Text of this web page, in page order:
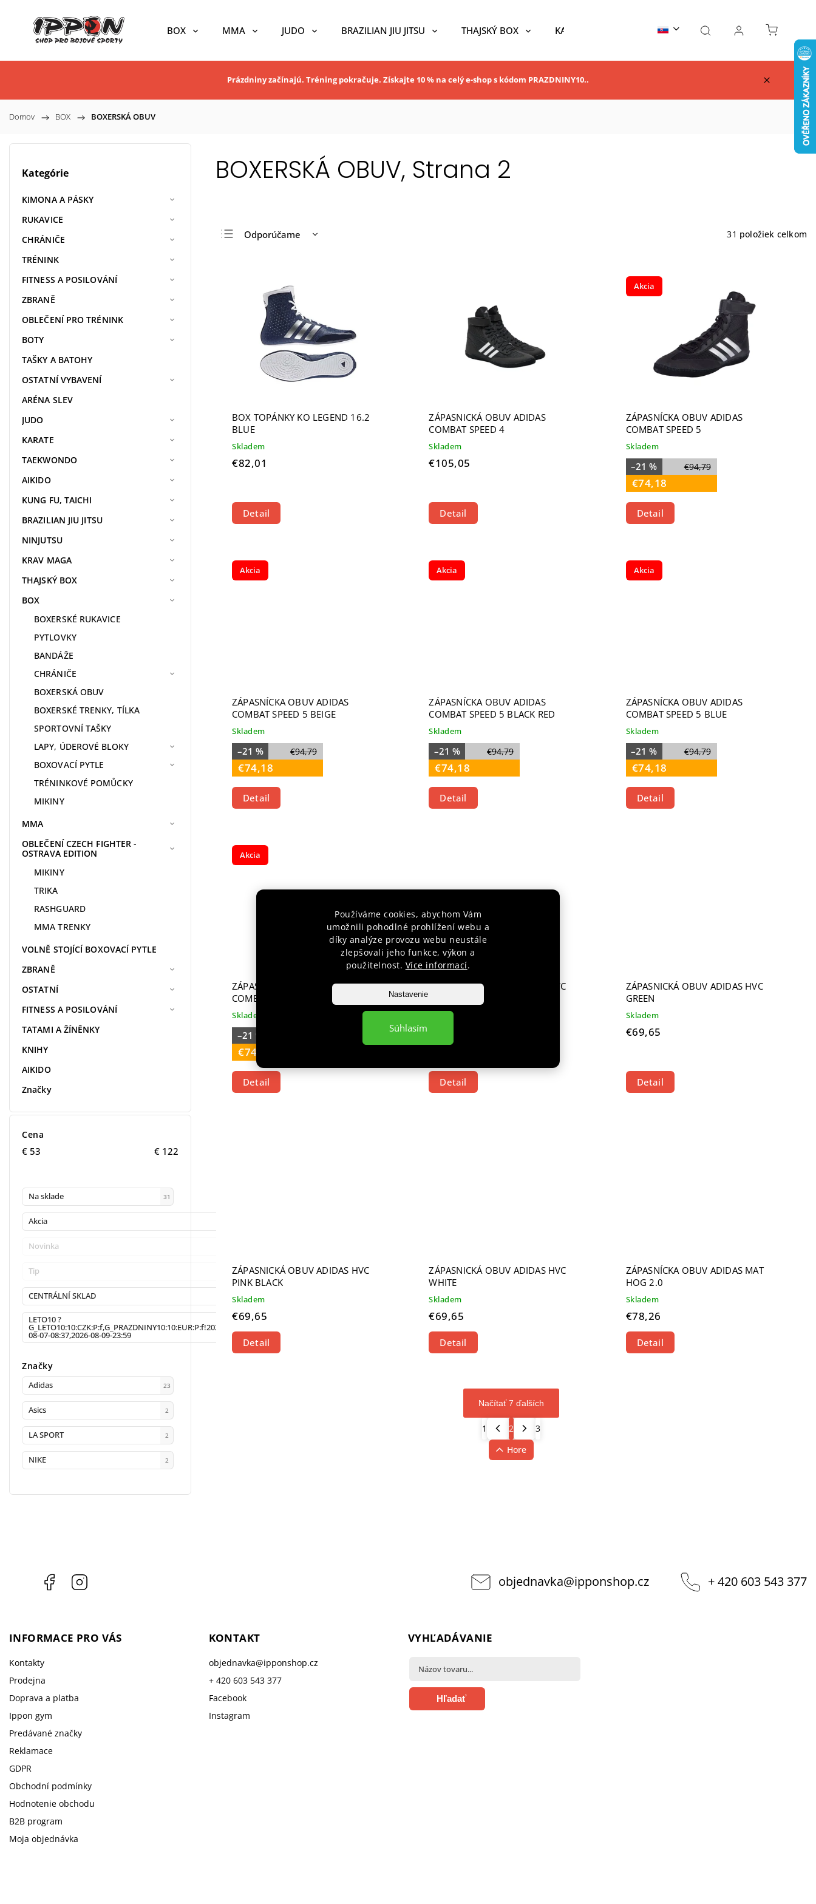
Používáme cookies, abychom Vám
umožnili pohodlné prohlížení webu a
díky analýze provozu webu neustále
zlepšovali jeho funkce, výkon a
použitelnost. Více informací.
Nastavenie
Súhlasím
BOX MMA JUDO BRAZILIAN JIU JITSU THAJSKÝ BOX KARATE TAEKWONDO AIKIDO
Prázdniny začínajú. Tréning pokračuje. Získajte 10 % na celý e-shop s kódom PRAZDNINY10..
Domov / BOX / BOXERSKÁ OBUV
Kategórie
KIMONA A PÁSKY
RUKAVICE
CHRÁNIČE
TRÉNINK
FITNESS A POSILOVÁNÍ
ZBRANĚ
OBLEČENÍ PRO TRÉNINK
BOTY
TAŠKY A BATOHY
OSTATNÍ VYBAVENÍ
ARÉNA SLEV
JUDO
KARATE
TAEKWONDO
AIKIDO
KUNG FU, TAICHI
BRAZILIAN JIU JITSU
NINJUTSU
KRAV MAGA
THAJSKÝ BOX
BOX
BOXERSKÉ RUKAVICE
PYTLOVKY
BANDÁŽE
CHRÁNIČE
BOXERSKÁ OBUV
BOXERSKÉ TRENKY, TÍLKA
SPORTOVNÍ TAŠKY
LAPY, ÚDEROVÉ BLOKY
BOXOVACÍ PYTLE
TRÉNINKOVÉ POMŮCKY
MIKINY
MMA
OBLEČENÍ CZECH FIGHTER -
OSTRAVA EDITION
MIKINY
TRIKA
RASHGUARD
MMA TRENKY
VOLNĚ STOJÍCÍ BOXOVACÍ PYTLE
ZBRANĚ
OSTATNÍ
FITNESS A POSILOVÁNÍ
TATAMI A ŽÍNĚNKY
KNIHY
AIKIDO
Značky
Cena
€ 53 € 122
Na sklade 31
Akcia
Novinka
Tip 0
CENTRÁLNÍ SKLAD 8
LETO10 ?
G_LETO10:10:CZK:P:f,G_PRAZDNINY10:10:EUR:P:f!2026-
08-07-08:37,2026-08-09-23:59
Značky
Adidas 23
Asics 2
LA SPORT 2
NIKE 2
BOXERSKÁ OBUV, Strana 2
Odporúčame
Najpredávanejšie
Abecedne
31 položiek celkom
BOX TOPÁNKY KO LEGEND 16.2
BLUE
Skladem
€82,01
Detail
ZÁPASNICKÁ OBUV ADIDAS
COMBAT SPEED 4
Skladem
€105,05
Detail
Akcia
ZÁPASNÍCKA OBUV ADIDAS
COMBAT SPEED 5
Skladem
€94,79
–21 %
€74,18
Detail
Akcia
ZÁPASNÍCKA OBUV ADIDAS
COMBAT SPEED 5 BEIGE
Skladem
€94,79
–21 %
€74,18
Detail
Akcia
ZÁPASNÍCKA OBUV ADIDAS
COMBAT SPEED 5 BLACK RED
Skladem
€94,79
–21 %
€74,18
Detail
Akcia
ZÁPASNÍCKA OBUV ADIDAS
COMBAT SPEED 5 BLUE
Skladem
€94,79
–21 %
€74,18
Detail
Akcia
ZÁPASNÍCKA OBUV ADIDAS
COMBAT SPEED 5 RED
Skladem
–21 %
€74,18
Detail
ZÁPASNÍCKA OBUV ADIDAS HVC
Skladem
Detail
ZÁPASNICKÁ OBUV ADIDAS HVC
GREEN
Skladem
€69,65
Detail
ZÁPASNICKÁ OBUV ADIDAS HVC
PINK BLACK
Skladem
€69,65
Detail
ZÁPASNICKÁ OBUV ADIDAS HVC
WHITE
Skladem
€69,65
Detail
ZÁPASNÍCKA OBUV ADIDAS MAT
HOG 2.0
Skladem
€78,26
Detail
Načítať 7 ďalších
1 2
3
Hore
Facebook objednavka@ipponshop.cz + 420 603 543 377
INFORMACE PRO VÁS
Kontakty
Prodejna
Doprava a platba
Ippon gym
Predávané značky
Reklamace
GDPR
Obchodní podmínky
Hodnotenie obchodu
B2B program
Moja objednávka
KONTAKT
objednavka@ipponshop.cz
+ 420 603 543 377
Facebook
Instagram
VYHĽADÁVANIE
Hľadať